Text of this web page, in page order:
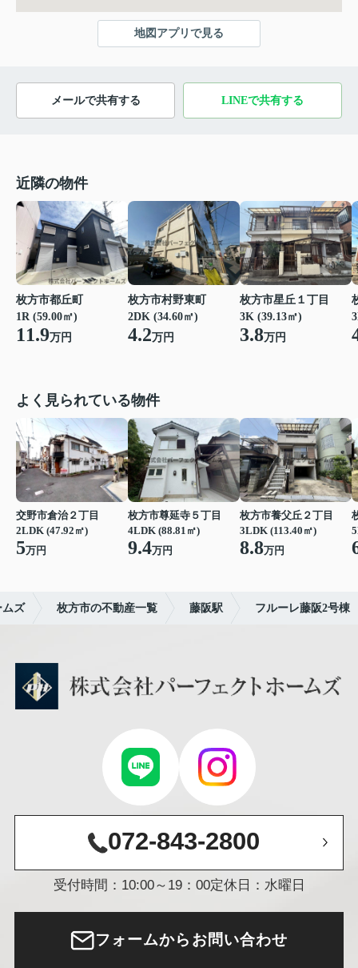
地図アプリで見る
メールで共有する LINEで共有する
近隣の物件
枚方市都丘町
1R (59.00㎡)
11.9万円
枚方市村野東町
2DK (34.60㎡)
4.2万円
枚方市星丘１丁目
3K (39.13㎡)
3.8万円
よく見られている物件
交野市倉治２丁目
2LDK (47.92㎡)
5万円
枚方市尊延寺５丁目
4LDK (88.81㎡)
9.4万円
枚方市養父丘２丁目
3LDK (113.40㎡)
8.8万円
ムズ 枚方市の不動産一覧 藤阪駅 フルーレ藤阪2号棟
072-843-2800
受付時間：10:00～19：00定休日：水曜日
フォームからお問い合わせ